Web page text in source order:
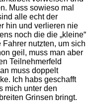
Muss sowieso mal
alle echt der
hin und verlieren nie
noch die die „kleine“
nutzten, um sich
geil, muss man aber
Teilnehmerfeld
muss doppelt
Ich habs geschafft
mich unter den
Grinsen bringt.